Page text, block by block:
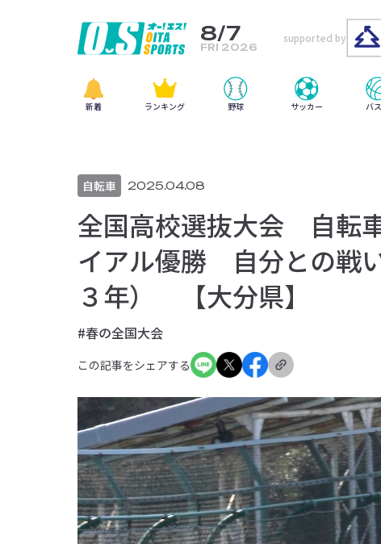
8/7
FRI 2026
supported by
新着 ランキング 野球 サッカー バ
自転車 2025.04.08
全国高校選抜大会 自転
イアル優勝 自分との戦
３年） 【大分県】
#春の全国大会
この記事をシェアする